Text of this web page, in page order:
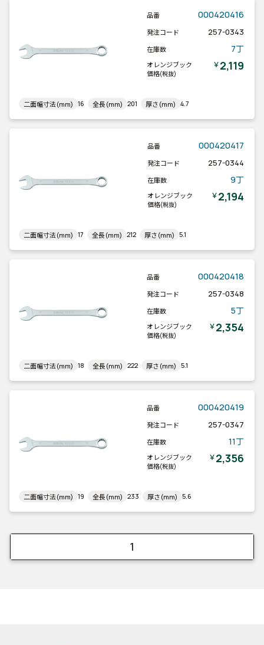
品番 000420416
発注コード 257-0343
在庫数 7丁
オレンジブック
価格(税抜)
￥2,119
二面幅寸法(mm) 16 全長(mm) 201 厚さ(mm) 4.7
品番 000420417
発注コード 257-0344
在庫数 9丁
オレンジブック
価格(税抜)
￥2,194
二面幅寸法(mm) 17 全長(mm) 212 厚さ(mm) 5.1
品番 000420418
発注コード 257-0348
在庫数 5丁
オレンジブック
価格(税抜)
￥2,354
二面幅寸法(mm) 18 全長(mm) 222 厚さ(mm) 5.1
品番 000420419
発注コード 257-0347
在庫数 11丁
オレンジブック
価格(税抜)
￥2,356
二面幅寸法(mm) 19 全長(mm) 233 厚さ(mm) 5.6
1